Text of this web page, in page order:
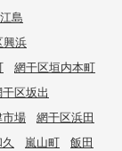
島
興浜
網干区垣内本町
区坂出
場
網干区浜田
嵐山町
飯田